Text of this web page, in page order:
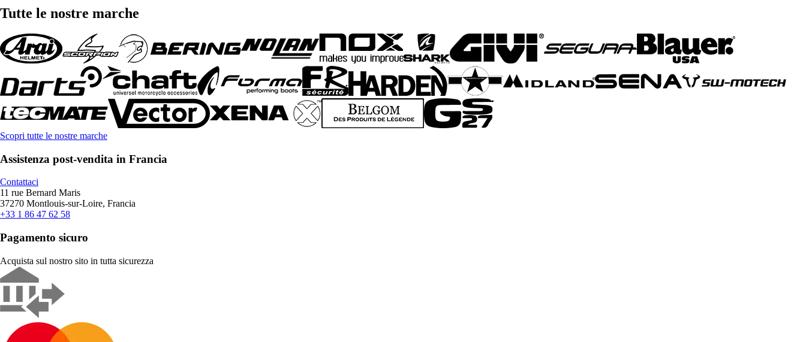
Tutte le nostre marche
Scopri tutte le nostre marche
Assistenza post-vendita in Francia
Contattaci
11 rue Bernard Maris
37270 Montlouis-sur-Loire, Francia
+33 1 86 47 62 58
Pagamento sicuro
Acquista sul nostro sito in tutta sicurezza